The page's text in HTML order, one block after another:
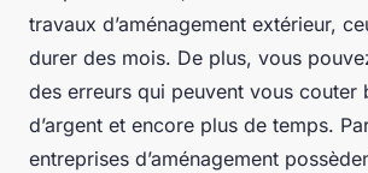
travaux d’aménagement extérieur,
durer des mois. De plus, vous
des erreurs qui peuvent vous couter
d’argent et encore plus de temps.
entreprises d’aménagement